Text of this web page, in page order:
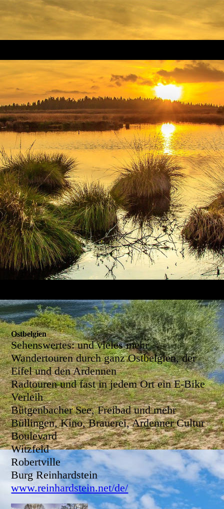
Ostbelgien
Sehenswertes: und vieles mehr
Wandertouren durch ganz Ostbelgien, der
Eifel und den Ardennen
Radtouren und fast in jedem Ort ein E-Bike
Verleih
Bütgenbacher See, Freibad und mehr
Büllingen, Kino, Brauerei, Ardenner Cultur
Boulevard
Witzfeld
Robertville
Burg Reinhardstein
www.reinhardstein.net/de/